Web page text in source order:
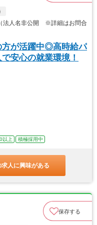
法人名非公開 ※詳細はお問合
方が活躍中◎高時給パ
安心の就業環境！
以上 積極採用中
求人に興味がある
保存する